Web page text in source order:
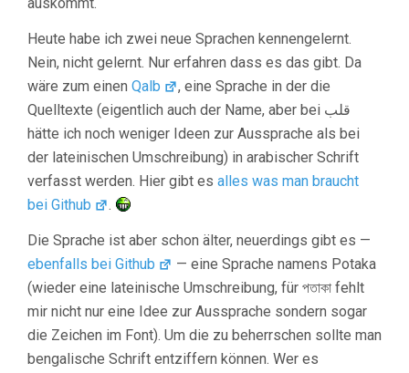
Heute habe ich zwei neue Sprachen kennengelernt.
Nein, nicht gelernt. Nur erfahren dass es das gibt. Da
wäre zum einen Qalb
, eine Sprache in der die
Quelltexte (eigentlich auch der Name, aber bei قلب
hätte ich noch weniger Ideen zur Aussprache als bei
der lateinischen Umschreibung) in arabischer Schrift
verfasst werden. Hier gibt es alles was man braucht
bei Github
.
Die Sprache ist aber schon älter, neuerdings gibt es —
ebenfalls bei Github
— eine Sprache namens Potaka
(wieder eine lateinische Umschreibung, für পতাকা fehlt
mir nicht nur eine Idee zur Aussprache sondern sogar
die Zeichen im Font). Um die zu beherrschen sollte man
bengalische Schrift entziffern können. Wer es